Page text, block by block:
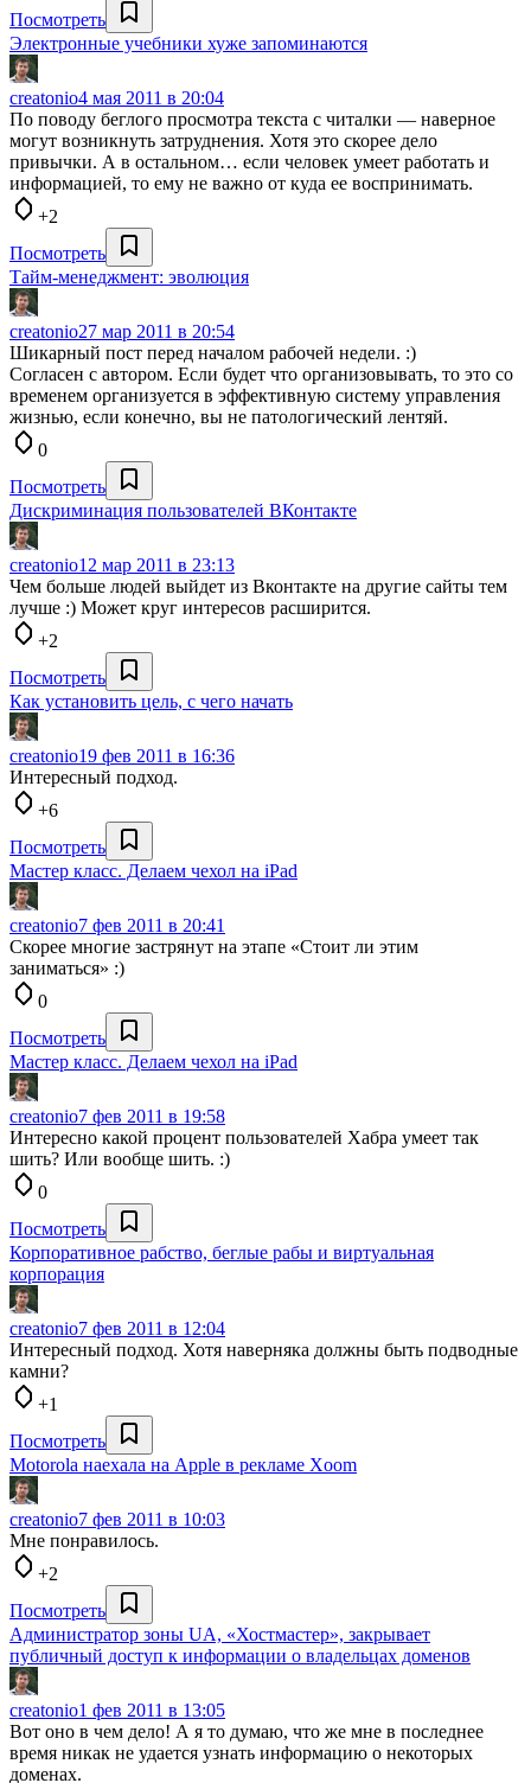
Посмотреть
Электронные учебники хуже запоминаются
creatonio4 мая 2011 в 20:04
По поводу беглого просмотра текста с читалки — наверное
могут возникнуть затруднения. Хотя это скорее дело
привычки. А в остальном… если человек умеет работать и
информацией, то ему не важно от куда ее воспринимать.
+2
Посмотреть
Тайм-менеджмент: эволюция
creatonio27 мар 2011 в 20:54
Шикарный пост перед началом рабочей недели. :)
Согласен с автором. Если будет что организовывать, то это со
временем организуется в эффективную систему управления
жизнью, если конечно, вы не патологический лентяй.
0
Посмотреть
Дискриминация пользователей ВКонтакте
creatonio12 мар 2011 в 23:13
Чем больше людей выйдет из Вконтакте на другие сайты тем
лучше :) Может круг интересов расширится.
+2
Посмотреть
Как установить цель, с чего начать
creatonio19 фев 2011 в 16:36
Интересный подход.
+6
Посмотреть
Мастер класс. Делаем чехол на iPad
creatonio7 фев 2011 в 20:41
Скорее многие застрянут на этапе «Стоит ли этим
заниматься» :)
0
Посмотреть
Мастер класс. Делаем чехол на iPad
creatonio7 фев 2011 в 19:58
Интересно какой процент пользователей Хабра умеет так
шить? Или вообще шить. :)
0
Посмотреть
Корпоративное рабство, беглые рабы и виртуальная
корпорация
creatonio7 фев 2011 в 12:04
Интересный подход. Хотя наверняка должны быть подводные
камни?
+1
Посмотреть
Motorola наехала на Apple в рекламе Xoom
creatonio7 фев 2011 в 10:03
Мне понравилось.
+2
Посмотреть
Администратор зоны UA, «Хостмастер», закрывает
публичный доступ к информации о владельцах доменов
creatonio1 фев 2011 в 13:05
Вот оно в чем дело! А я то думаю, что же мне в последнее
время никак не удается узнать информацию о некоторых
доменах.